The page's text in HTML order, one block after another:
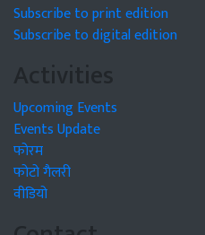
Subscribe to print edition
Subscribe to digital edition
Activities
Upcoming Events
Events Update
फोरम
फोटो गैलरी
वीडियो